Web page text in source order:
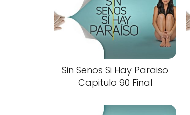
Sin Senos Si Hay Paraiso
Capitulo 90 Final